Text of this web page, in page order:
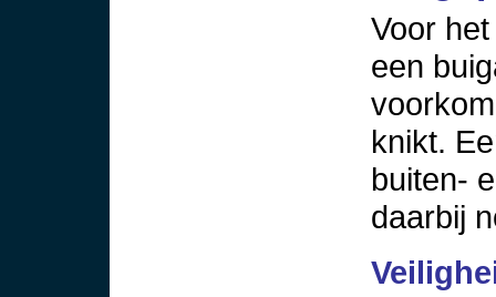
Voor
een
knikt.
buiten-
daarbij